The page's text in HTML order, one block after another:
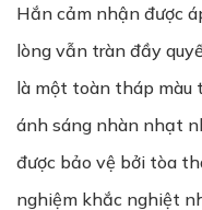
Hắn cảm nhận được
lòng vẫn tràn đầy
là một toàn tháp màu
ánh sáng nhàn nhạt
được bảo vệ bởi tòa
nghiệm khắc nghiệt